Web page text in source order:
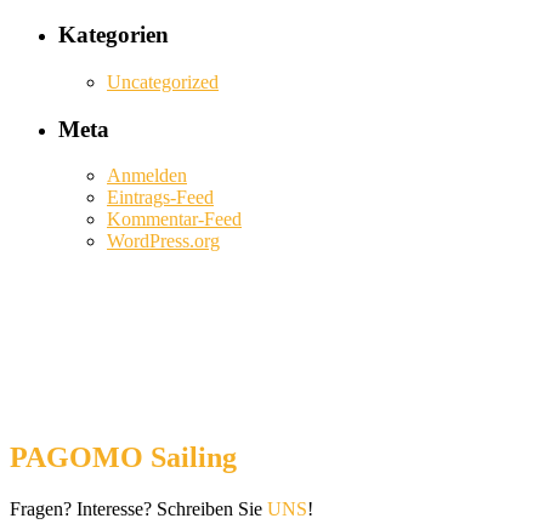
Kategorien
Uncategorized
Meta
Anmelden
Eintrags-Feed
Kommentar-Feed
WordPress.org
PAGOMO Sailing
Fragen? Interesse? Schreiben Sie UNS!